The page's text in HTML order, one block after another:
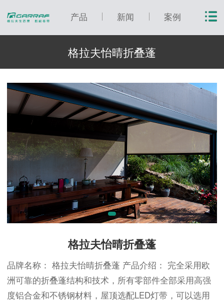
产品 新闻 案例
格拉夫怡晴折叠蓬
格拉夫怡晴折叠蓬
品牌名称： 格拉夫怡晴折叠蓬 产品介绍： 完全采用欧
洲可靠的折叠蓬结构和技术，所有零部件全部采用高强
度铝合金和不锈钢材料，屋顶选配LED灯带，可以选用